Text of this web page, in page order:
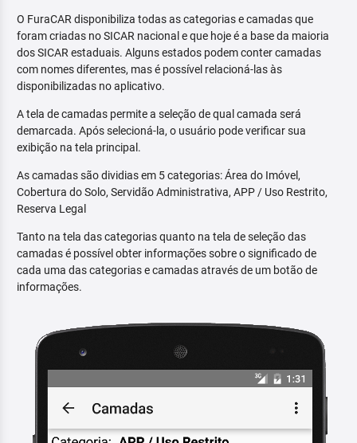
O FuraCAR disponibiliza todas as categorias e camadas que
foram criadas no SICAR nacional e que hoje é a base da maioria
dos SICAR estaduais. Alguns estados podem conter camadas
com nomes diferentes, mas é possível relacioná-las às
disponibilizadas no aplicativo.
A tela de camadas permite a seleção de qual camada será
demarcada. Após selecioná-la, o usuário pode verificar sua
exibição na tela principal.
As camadas são dividias em 5 categorias: Área do Imóvel,
Cobertura do Solo, Servidão Administrativa, APP / Uso Restrito,
Reserva Legal
Tanto na tela das categorias quanto na tela de seleção das
camadas é possível obter informações sobre o significado de
cada uma das categorias e camadas através de um botão de
informações.